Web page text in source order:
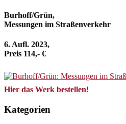
Burhoff/Grün,
Messungen im Straßenverkehr
6. Aufl. 2023,
Preis 114,- €
Hier das Werk bestellen!
Kategorien